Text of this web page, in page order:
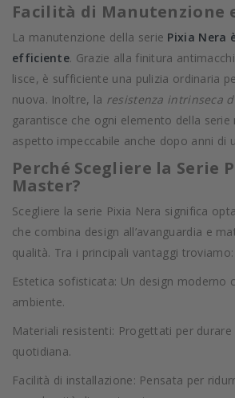
Facilità di Manutenzione
La manutenzione della serie Pixia Nera
efficiente. Grazie alla finitura
lisce, è sufficiente una pulizia ordinaria
nuova. Inoltre, la resistenza intrinseca
garantisce che ogni elemento della serie
aspetto impeccabile anche dopo anni di
Perché Scegliere la Serie
Master?
Scegliere la serie Pixia Nera significa
che combina design all’avanguardia e
qualità. Tra i principali vantaggi troviamo:
Estetica sofisticata: Un design moderno
ambiente.
Materiali resistenti: Progettati per durare
quotidiana.
Facilità di installazione: Pensata per